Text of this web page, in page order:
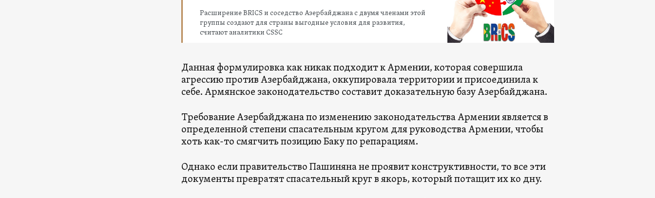
Расширение BRICS и соседство Азербайджана с двумя членами этой
группы создают для страны выгодные условия для развития,
считают аналитики CSSC
Данная формулировка как никак подходит к Армении, которая совершила
агрессию против Азербайджана, оккупировала территории и присоединила к
себе. Армянское законодательство составит доказательную базу Азербайджана.
Требование Азербайджана по изменению законодательства Армении является в
определенной степени спасательным кругом для руководства Армении, чтобы
хоть как-то смягчить позицию Баку по репарациям.
Однако если правительство Пашиняна не проявит конструктивности, то все эти
документы превратят спасательный круг в якорь, который потащит их ко дну.